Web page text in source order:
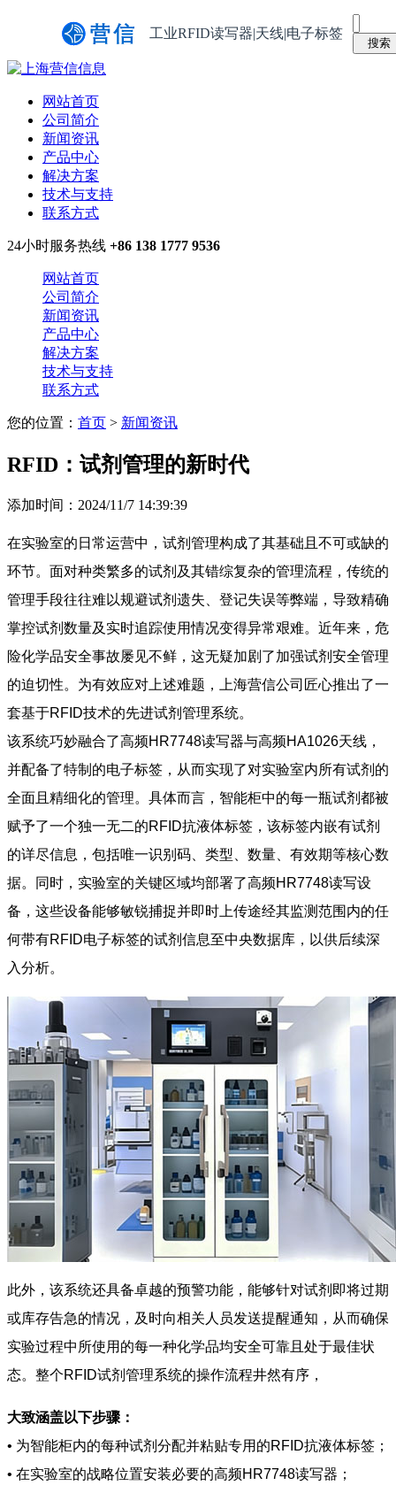
工业RFID读写器|天线|电子标签
网站首页
公司简介
新闻资讯
产品中心
解决方案
技术与支持
联系方式
24小时服务热线 +86 138 1777 9536
网站首页
公司简介
新闻资讯
产品中心
解决方案
技术与支持
联系方式
您的位置： 首页 > 新闻资讯
RFID：试剂管理的新时代
添加时间：2024/11/7 14:39:39
在实验室的日常运营中，试剂管理构成了其基础且不可或缺的
环节。面对种类繁多的试剂及其错综复杂的管理流程，传统的
管理手段往往难以规避试剂遗失、登记失误等弊端，导致精确
掌控试剂数量及实时追踪使用情况变得异常艰难。近年来，危
险化学品安全事故屡见不鲜，这无疑加剧了加强试剂安全管理
的迫切性。为有效应对上述难题，上海营信公司匠心推出了一
套基于RFID技术的先进试剂管理系统。
该系统巧妙融合了高频HR7748读写器与高频HA1026天线，
并配备了特制的电子标签，从而实现了对实验室内所有试剂的
全面且精细化的管理。具体而言，智能柜中的每一瓶试剂都被
赋予了一个独一无二的RFID抗液体标签，该标签内嵌有试剂
的详尽信息，包括唯一识别码、类型、数量、有效期等核心数
据。同时，实验室的关键区域均部署了高频HR7748读写设
备，这些设备能够敏锐捕捉并即时上传途经其监测范围内的任
何带有RFID电子标签的试剂信息至中央数据库，以供后续深
入分析。
此外，该系统还具备卓越的预警功能，能够针对试剂即将过期
或库存告急的情况，及时向相关人员发送提醒通知，从而确保
实验过程中所使用的每一种化学品均安全可靠且处于最佳状
态。整个RFID试剂管理系统的操作流程井然有序，
大致涵盖以下步骤：
• 为智能柜内的每种试剂分配并粘贴专用的RFID抗液体标签；
• 在实验室的战略位置安装必要的高频HR7748读写器；